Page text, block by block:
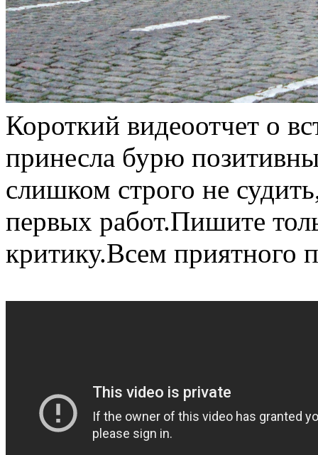
Короткий видеоотчет о
принесла бурю
слишком строго не
первых работ.Пишите
критику.Всем приятного